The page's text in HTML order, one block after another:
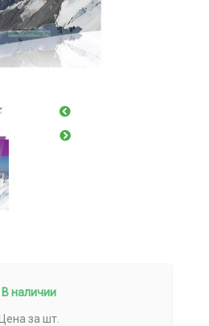
В наличии
Цена за шт.